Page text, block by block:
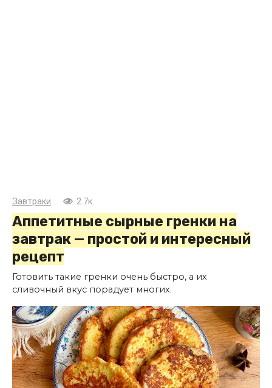
Завтраки 2.7к.
Аппетитные сырные гренки на
завтрак — простой и интересный
рецепт
Готовить такие гренки очень быстро, а их
сливочный вкус порадует многих.